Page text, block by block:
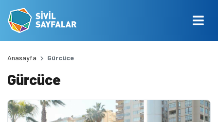
Anasayfa Gürcüce
Gürcüce